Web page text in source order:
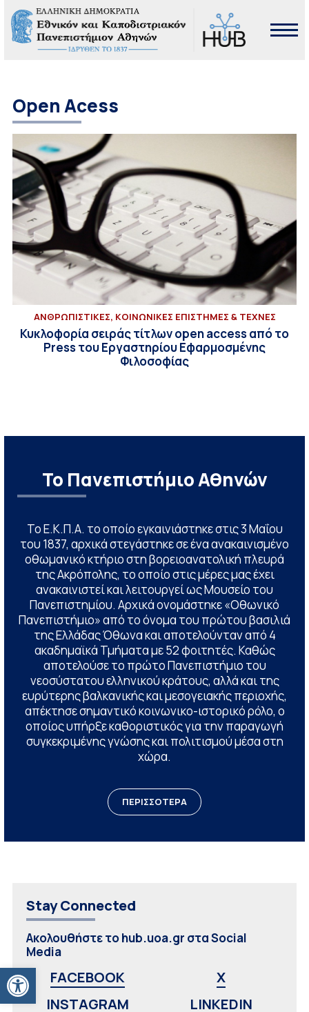
Ανοίξτε τη γραμμή εργαλείων
Open Acess
ΑΝΘΡΩΠΙΣΤΙΚΕΣ, ΚΟΙΝΩΝΙΚΕΣ ΕΠΙΣΤΗΜΕΣ & ΤΕΧΝΕΣ
Κυκλοφορία σειράς τίτλων open access από το
Press του Εργαστηρίου Εφαρμοσμένης
Φιλοσοφίας
Το Πανεπιστήμιο Αθηνών
Το Ε.Κ.Π.Α. το οποίο εγκαινιάστηκε στις 3 Μαΐου
του 1837, αρχικά στεγάστηκε σε ένα ανακαινισμένο
οθωμανικό κτήριο στη βορειοανατολική πλευρά
της Ακρόπολης, το οποίο στις μέρες μας έχει
ανακαινιστεί και λειτουργεί ως Μουσείο του
Πανεπιστημίου. Αρχικά ονομάστηκε «Οθωνικό
Πανεπιστήμιο» από το όνομα του πρώτου βασιλιά
της Ελλάδας Όθωνα και αποτελούνταν από 4
ακαδημαϊκά Τμήματα με 52 φοιτητές. Καθώς
αποτελούσε το πρώτο Πανεπιστήμιο του
νεοσύστατου ελληνικού κράτους, αλλά και της
ευρύτερης βαλκανικής και μεσογειακής περιοχής,
απέκτησε σημαντικό κοινωνικο-ιστορικό ρόλο, ο
οποίος υπήρξε καθοριστικός για την παραγωγή
συγκεκριμένης γνώσης και πολιτισμού μέσα στη
χώρα.
ΠΕΡΙΣΣΟΤΕΡΑ
Stay Connected
Ακολουθήστε το hub.uoa.gr στα Social
Media
FACEBOOK
X
INSTAGRAM
LINKEDIN